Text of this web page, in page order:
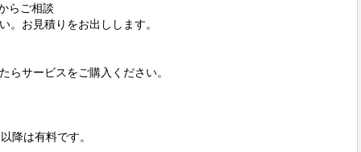
らご相談
。お見積りをお出しします。
らサービスをご購入ください。
降は有料です。